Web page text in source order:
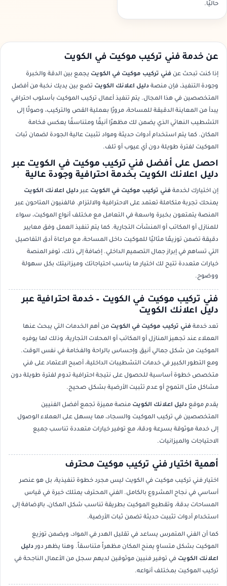
حاليًا.
عن خدمة فني تركيب موكيت في الكويت
إذا كنت تبحث عن فني تركيب موكيت في الكويت يجمع بين الدقة والخبرة
وجودة التنفيذ، فإن منصة دليل اعلانك الكويت تضع بين يديك نخبة من أفضل
المتخصصين في هذا المجال. يتم تنفيذ أعمال تركيب الموكيت بأسلوب احترافي
يبدأ من المعاينة الدقيقة للمساحة، مرورًا بعملية القص والتركيب، وصولًا إلى
التشطيب النهائي الذي يضمن لك مظهرًا أنيقًا ومتناسقًا يعكس فخامة
المكان. كما يتم استخدام أدوات حديثة ومواد تثبيت عالية الجودة لضمان ثبات
الموكيت لفترة طويلة دون أي عيوب أو تلف.
احصل على أفضل فني تركيب موكيت في الكويت عبر
دليل اعلانك الكويت بخدمة احترافية وجودة عالية
إن اختيارك لخدمة فني تركيب موكيت في الكويت عبردليل اعلانك الكويت
يمنحك تجربة متكاملة تعتمد على الاحترافية والالتزام. فالفنيون المتاحون عبر
المنصة يتمتعون بخبرة واسعة في التعامل مع مختلف أنواع الموكيت، سواء
للمنازل أو المكاتب أو المنشآت التجارية. كما يتم تنفيذ العمل وفق معايير
دقيقة تضمن توزيعًا مثاليًا للموكيت داخل المساحة، مع مراعاة أدق التفاصيل
التي تساهم في إبراز جمال التصميم الداخلي. إضافة إلى ذلك، توفر المنصة
خيارات متعددة تتيح لك اختيار ما يناسب احتياجاتك وميزانيتك بكل سهولة
ووضوح.
فني تركيب موكيت في الكويت – خدمة احترافية عبر
دليل اعلانك الكويت
تعد خدمة فني تركيب موكيت في الكويت من أهم الخدمات التي يبحث عنها
العملاء عند تجهيز المنازل أو المكاتب أو المحلات التجارية، وذلك لما يوفره
الموكيت من شكل جمالي أنيق وإحساس بالراحة والفخامة في نفس الوقت.
ومع التطور الكبير في خدمات التشطيبات الداخلية، أصبح الاعتماد على فني
متخصص خطوة أساسية للحصول على نتيجة احترافية تدوم لفترة طويلة دون
مشاكل مثل التموج أو عدم تثبيت الأرضية بشكل صحيح.
يقدم موقع دليل اعلانك الكويت منصة مميزة تجمع أفضل الفنيين
المتخصصين في تركيب الموكيت والسجاد، مما يسهل على العملاء الوصول
إلى خدمة موثوقة بسرعة ودقة، مع توفير خيارات متعددة تناسب جميع
الاحتياجات والميزانيات.
أهمية اختيار فني تركيب موكيت محترف
اختيار فني تركيب موكيت في الكويت ليس مجرد خطوة تنفيذية، بل هو عنصر
أساسي في نجاح المشروع بالكامل. الفني المحترف يمتلك خبرة في قياس
المساحات بدقة، وتقطيع الموكيت بطريقة تناسب شكل المكان، بالإضافة إلى
استخدام أدوات تثبيت حديثة تضمن ثبات الأرضية.
كما أن الفني المتمرس يساعد في تقليل الهدر في المواد، ويضمن توزيع
الموكيت بشكل متساوٍ يمنح المكان مظهراً متناسقاً. وهنا يظهر دوردليل
اعلانك الكويت في توفير فنيين موثوقين لديهم سجل من الأعمال الناجحة في
تركيب الموكيت بمختلف أنواعه.